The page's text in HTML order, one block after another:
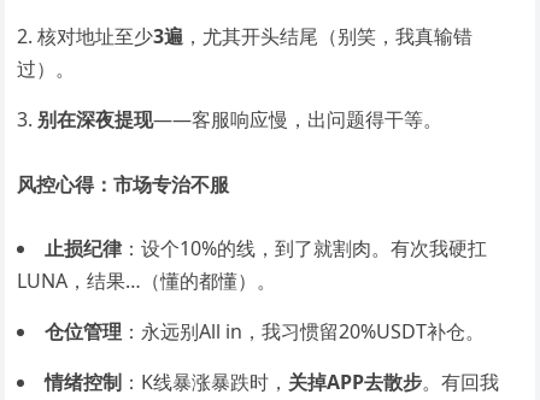
核对地址至少3遍 ，尤其开头结尾（别笑，我真输错
过）。
别在深夜提现——客服响应慢，出问题得干等。
风控心得：市场专治不服
止损纪律：设个10%的线，到了就割肉。有次我硬扛
LUNA，结果…（懂的都懂）。
仓位管理 ：永远别All in，我习惯留20%USDT补仓。
情绪控制 ：K线暴涨暴跌时， 关掉APP去散步。有回我